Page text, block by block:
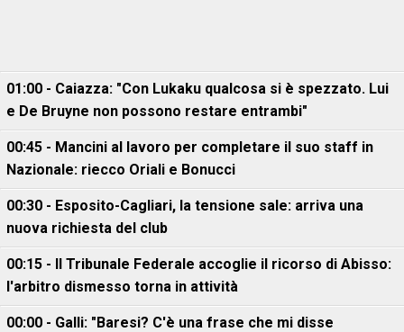
01:00 - Caiazza: "Con Lukaku qualcosa si è spezzato. Lui
e De Bruyne non possono restare entrambi"
00:45 - Mancini al lavoro per completare il suo staff in
Nazionale: riecco Oriali e Bonucci
00:30 - Esposito-Cagliari, la tensione sale: arriva una
nuova richiesta del club
00:15 - Il Tribunale Federale accoglie il ricorso di Abisso:
l'arbitro dismesso torna in attività
00:00 - Galli: "Baresi? C'è una frase che mi disse